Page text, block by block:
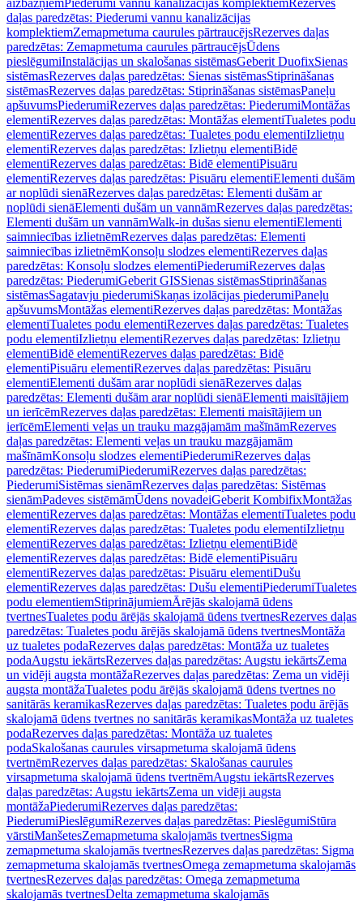
aizbāžņiemPiederumi vannu kanalizācijas komplektiemRezerves
daļas paredzētas: Piederumi vannu kanalizācijas
komplektiemZemapmetuma caurules pārtraucējsRezerves daļas
paredzētas: Zemapmetuma caurules pārtraucējsŪdens
pieslēgumiInstalācijas un skalošanas sistēmasGeberit DuofixSienas
sistēmasRezerves daļas paredzētas: Sienas sistēmasStiprināšanas
sistēmasRezerves daļas paredzētas: Stiprināšanas sistēmasPaneļu
apšuvumsPiederumiRezerves daļas paredzētas: PiederumiMontāžas
elementiRezerves daļas paredzētas: Montāžas elementiTualetes podu
elementiRezerves daļas paredzētas: Tualetes podu elementiIzlietņu
elementiRezerves daļas paredzētas: Izlietņu elementiBidē
elementiRezerves daļas paredzētas: Bidē elementiPisuāru
elementiRezerves daļas paredzētas: Pisuāru elementiElementi dušām
ar noplūdi sienāRezerves daļas paredzētas: Elementi dušām ar
noplūdi sienāElementi dušām un vannāmRezerves daļas paredzētas:
Elementi dušām un vannāmWalk-in dušas sienu elementiElementi
saimniecības izlietnēmRezerves daļas paredzētas: Elementi
saimniecības izlietnēmKonsoļu slodzes elementiRezerves daļas
paredzētas: Konsoļu slodzes elementiPiederumiRezerves daļas
paredzētas: PiederumiGeberit GISSienas sistēmasStiprināšanas
sistēmasSagatavju piederumiSkaņas izolācijas piederumiPaneļu
apšuvumsMontāžas elementiRezerves daļas paredzētas: Montāžas
elementiTualetes podu elementiRezerves daļas paredzētas: Tualetes
podu elementiIzlietņu elementiRezerves daļas paredzētas: Izlietņu
elementiBidē elementiRezerves daļas paredzētas: Bidē
elementiPisuāru elementiRezerves daļas paredzētas: Pisuāru
elementiElementi dušām arar noplūdi sienāRezerves daļas
paredzētas: Elementi dušām arar noplūdi sienāElementi maisītājiem
un ierīcēmRezerves daļas paredzētas: Elementi maisītājiem un
ierīcēmElementi veļas un trauku mazgājamām mašīnāmRezerves
daļas paredzētas: Elementi veļas un trauku mazgājamām
mašīnāmKonsoļu slodzes elementiPiederumiRezerves daļas
paredzētas: PiederumiPiederumiRezerves daļas paredzētas:
PiederumiSistēmas sienāmRezerves daļas paredzētas: Sistēmas
sienāmPadeves sistēmāmŪdens novadeiGeberit KombifixMontāžas
elementiRezerves daļas paredzētas: Montāžas elementiTualetes podu
elementiRezerves daļas paredzētas: Tualetes podu elementiIzlietņu
elementiRezerves daļas paredzētas: Izlietņu elementiBidē
elementiRezerves daļas paredzētas: Bidē elementiPisuāru
elementiRezerves daļas paredzētas: Pisuāru elementiDušu
elementiRezerves daļas paredzētas: Dušu elementiPiederumiTualetes
podu elementiemStiprinājumiemĀrējās skalojamā ūdens
tvertnesTualetes podu ārējās skalojamā ūdens tvertnesRezerves daļas
paredzētas: Tualetes podu ārējās skalojamā ūdens tvertnesMontāža
uz tualetes podaRezerves daļas paredzētas: Montāža uz tualetes
podaAugstu iekārtsRezerves daļas paredzētas: Augstu iekārtsZema
un vidēji augsta montāžaRezerves daļas paredzētas: Zema un vidēji
augsta montāžaTualetes podu ārējās skalojamā ūdens tvertnes no
sanitārās keramikasRezerves daļas paredzētas: Tualetes podu ārējās
skalojamā ūdens tvertnes no sanitārās keramikasMontāža uz tualetes
podaRezerves daļas paredzētas: Montāža uz tualetes
podaSkalošanas caurules virsapmetuma skalojamā ūdens
tvertnēmRezerves daļas paredzētas: Skalošanas caurules
virsapmetuma skalojamā ūdens tvertnēmAugstu iekārtsRezerves
daļas paredzētas: Augstu iekārtsZema un vidēji augsta
montāžaPiederumiRezerves daļas paredzētas:
PiederumiPieslēgumiRezerves daļas paredzētas: PieslēgumiStūra
vārstiManšetesZemapmetuma skalojamās tvertnesSigma
zemapmetuma skalojamās tvertnesRezerves daļas paredzētas: Sigma
zemapmetuma skalojamās tvertnesOmega zemapmetuma skalojamās
tvertnesRezerves daļas paredzētas: Omega zemapmetuma
skalojamās tvertnesDelta zemapmetuma skalojamās